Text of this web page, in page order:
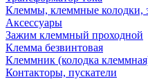
Клеммы, клеммные колодки,
Аксессуары
Зажим клеммный проходной
Клемма безвинтовая
Клеммник (колодка
Контакторы, пускатели